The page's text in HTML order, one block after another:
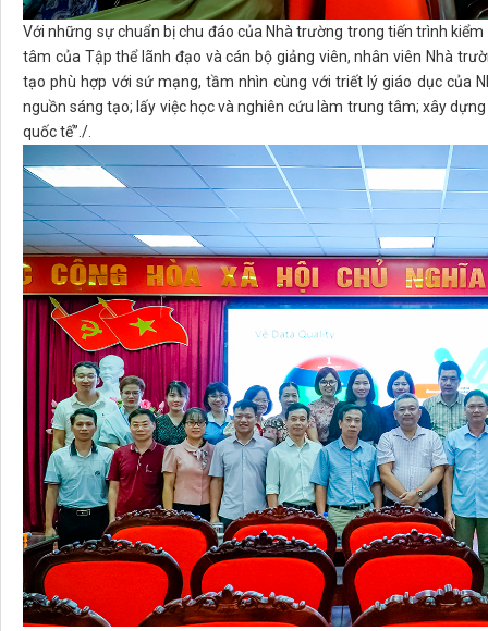
Với những sự chuẩn bị chu đáo của Nhà trường trong tiến trình
tâm của Tập thể lãnh đạo và cán bộ giảng viên, nhân viên Nhà
tạo phù hợp với sứ mạng, tầm nhìn cùng với triết lý giáo dục của
nguồn sáng tạo; lấy việc học và nghiên cứu làm trung tâm; xây
quốc tế”./.